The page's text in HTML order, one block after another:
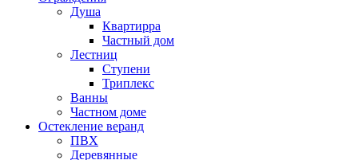
Душа
Квартирра
Частный дом
Лестниц
Ступени
Триплекс
Ванны
Частном доме
Остекление веранд
ПВХ
Деревянные